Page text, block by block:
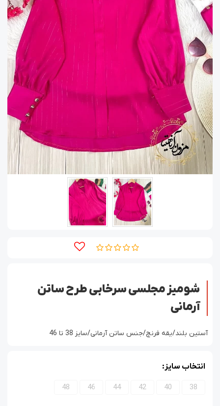
شومیز مجلسی سرخابی طرح ساتن
آرمانی
آستین بلند/یقه فرنچ/جنس ساتن آرمانی/سایز 38 تا 46
انتخاب سایز:
38
40
42
44
46
48